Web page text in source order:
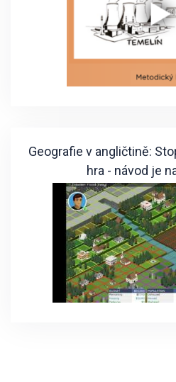
Geografie v angličtině:
hra - návod je